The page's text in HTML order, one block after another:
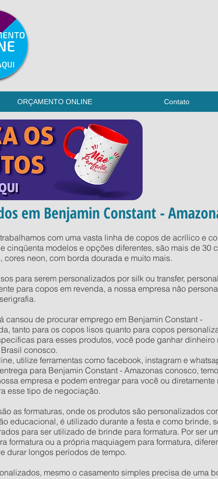
ORÇAMENTO ONLINE Contato
em Benjamin Constant -
com uma vasta linha de copos de acrílico e
modelos e opções diferentes, são mais de 30
neon, com borda dourada e muito mais.
para serem personalizados por silk ou transfer,
para copos em revenda, a nossa empresa não
de procurar emprego em Benjamin Constant -
tanto para os copos lisos quanto para copos
para esses produtos, você pode ganhar dinheiro
conosco.
utilize ferramentas como facebook, instagram e
para Benjamin Constant - Amazonas conosco,
empresa e podem entregar para você ou diretamente
esse tipo de negociação.
as formaturas, onde os produtos são personalizados
educacional, é utilizado durante a festa e como brinde,
para ser utilizado de brinde para formatura. Por ser
formatura ou a própria maquiagem para formatura,
durar longos períodos de tempo.
mesmo o casamento simples precisa de uma